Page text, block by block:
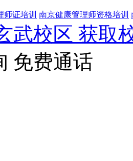
师证培训 南京健康管理师资格培训
武校区 获取
免费通话